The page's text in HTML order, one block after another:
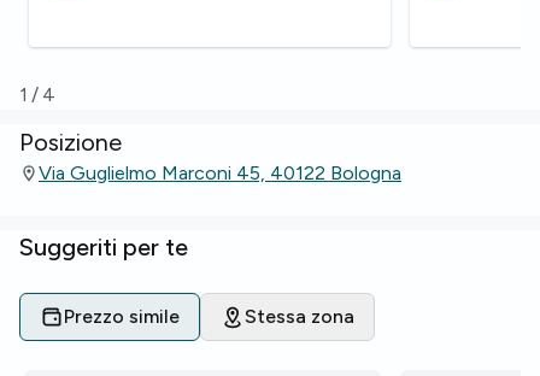
1/ 4
Posizione
Via Guglielmo Marconi 45, 40122 Bologna
Suggeriti per te
Prezzo simile Stessa zona